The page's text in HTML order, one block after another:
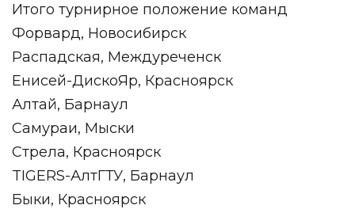
Итого турнирное положение команд
Форвард, Новосибирск
Распадская, Междуреченск
Енисей-ДискоЯр, Красноярск
Алтай, Барнаул
Самураи, Мыски
Стрела, Красноярск
TIGERS-АлтГТУ, Барнаул
Быки, Красноярск